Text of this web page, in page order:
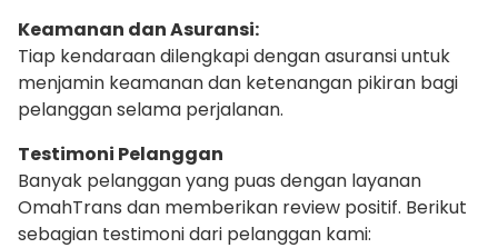
Keamanan dan Asuransi:
Tiap kendaraan dilengkapi dengan asuransi untuk
menjamin keamanan dan ketenangan pikiran bagi
pelanggan selama perjalanan.
Testimoni Pelanggan
Banyak pelanggan yang puas dengan layanan
OmahTrans dan memberikan review positif. Berikut
sebagian testimoni dari pelanggan kami: